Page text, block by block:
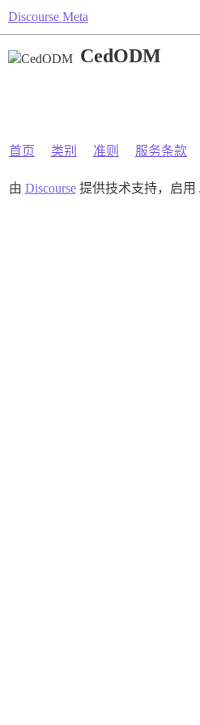
Discourse Meta
CedODM
首页 类别 准则 服务条款
由 Discourse提供技术支持，启用